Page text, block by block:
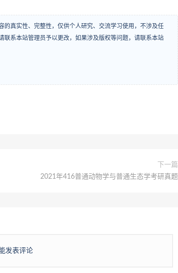
真实性、完整性，仅供个人研究、交流学习使用，不涉及任
系本站管理员予以更改，如果涉及版权等问题，请联系本站
下一篇
2021年416普通动物学与普通生态学考研真题
发表评论